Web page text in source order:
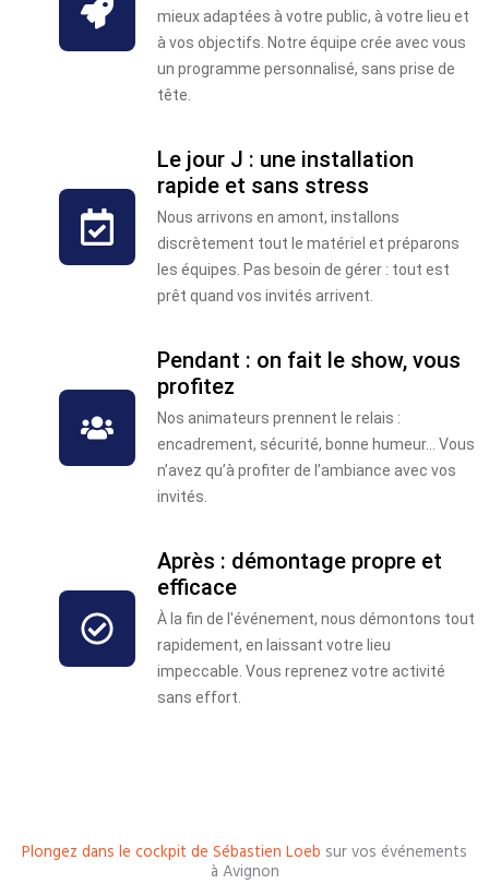
mieux adaptées à votre public, à votre lieu et
à vos objectifs. Notre équipe crée avec vous
un programme personnalisé, sans prise de
tête.
Le jour J : une installation
rapide et sans stress
Nous arrivons en amont, installons
discrètement tout le matériel et préparons
les équipes. Pas besoin de gérer : tout est
prêt quand vos invités arrivent.
Pendant : on fait le show, vous
profitez
Nos animateurs prennent le relais :
encadrement, sécurité, bonne humeur… Vous
n’avez qu’à profiter de l’ambiance avec vos
invités.
Après : démontage propre et
efficace
À la fin de l'événement, nous démontons tout
rapidement, en laissant votre lieu
impeccable. Vous reprenez votre activité
sans effort.
Plongez dans le cockpit de Sébastien Loeb sur vos événements
à Avignon